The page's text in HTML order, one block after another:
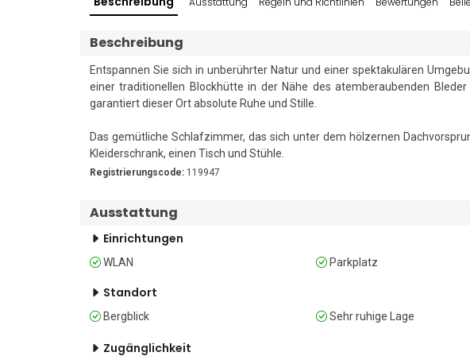
Beschreibung
Entspannen Sie sich in unberührter Natur und einer spektakulären
einer traditionellen Blockhütte in der Nähe des atemberaubenden
garantiert dieser Ort absolute Ruhe und Stille.
Das gemütliche Schlafzimmer, das sich unter dem hölzernen
Kleiderschrank, einen Tisch und Stühle.
Im Erdgeschoss gibt es attraktive Essbereiche im Innen- und
Badezimmer
Sonstiges
Kinderfreundlich • Haustiere erlaubt (Hunde bis 25 kg) • Privater
Registrierungscode:119947
Ausstattung
Einrichtungen
WLAN Parkplatz
Standort
Bergblick Sehr ruhige Lage
Zugänglichkeit